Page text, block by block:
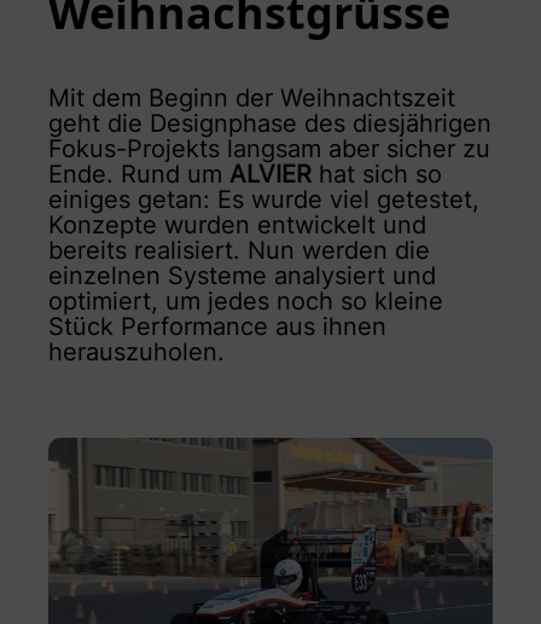
Weihnachstgrüsse
Mit dem Beginn der Weihnachtszeit
geht die Designphase des diesjährigen
Fokus-Projekts langsam aber sicher zu
Ende. Rund um ALVIER hat sich so
einiges getan: Es wurde viel getestet,
Konzepte wurden entwickelt und
bereits realisiert. Nun werden die
einzelnen Systeme analysiert und
optimiert, um jedes noch so kleine
Stück Performance aus ihnen
herauszuholen.